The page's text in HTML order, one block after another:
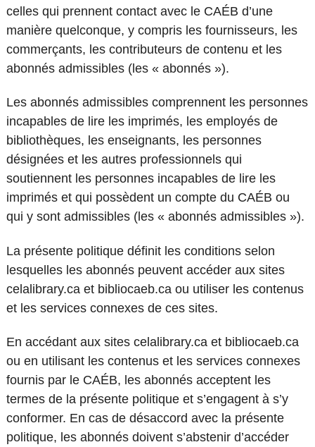
celles qui prennent contact avec le CAÉB d’une
manière quelconque, y compris les fournisseurs, les
commerçants, les contributeurs de contenu et les
abonnés admissibles (les « abonnés »).
Les abonnés admissibles comprennent les personnes
incapables de lire les imprimés, les employés de
bibliothèques, les enseignants, les personnes
désignées et les autres professionnels qui
soutiennent les personnes incapables de lire les
imprimés et qui possèdent un compte du CAÉB ou
qui y sont admissibles (les « abonnés admissibles »).
La présente politique définit les conditions selon
lesquelles les abonnés peuvent accéder aux sites
celalibrary.ca et bibliocaeb.ca ou utiliser les contenus
et les services connexes de ces sites.
En accédant aux sites celalibrary.ca et bibliocaeb.ca
ou en utilisant les contenus et les services connexes
fournis par le CAÉB, les abonnés acceptent les
termes de la présente politique et s’engagent à s’y
conformer. En cas de désaccord avec la présente
politique, les abonnés doivent s’abstenir d’accéder